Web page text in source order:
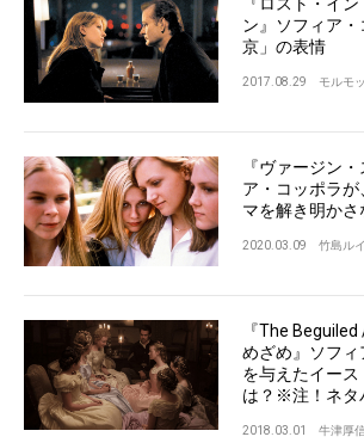
『ロスト・イ
ン』ソフィア
京」の表情
2017.08.29 モルモ
『ヴァージン
ア・コッポラ
マを解き明か
2020.03.09 竹島ルイ
『The
めざめ』ソフ
を与えたイース
は？※注！ネタ
2018.03.01 牛津厚